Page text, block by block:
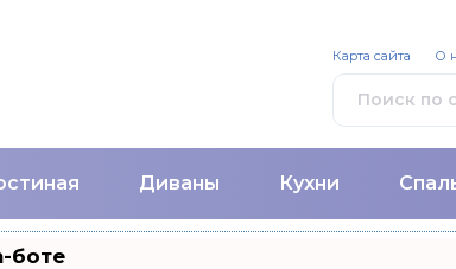
Диваны Кухни
Карта сайта О
боте